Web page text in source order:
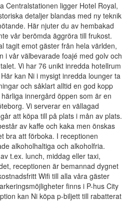
Centralstationen ligger Hotel Royal,
detaljer blandas med ny teknik
Här njuter du av hembakad
vår berömda äggröra till frukost.
tagit emot gäster från hela världen,
i vår välbevarade foajé med golv och
Vi har 76 unikt inredda hotellrum
kan Ni i mysigt inredda lounger ta
och såklart alltid en god kopp
innergård öppen som är en
Vi serverar en vällagad
att köpa till på plats i mån av plats.
av kaffe och kaka men önskas
bra att förboka. I receptionen
alkoholhaltiga och alkoholfria.
t.ex. lunch, middag eller taxi,
receptionen är bemannad dygnet
Wifi till alla våra gäster
finns i P-hus City
kan Ni köpa p-biljett till rabatterat